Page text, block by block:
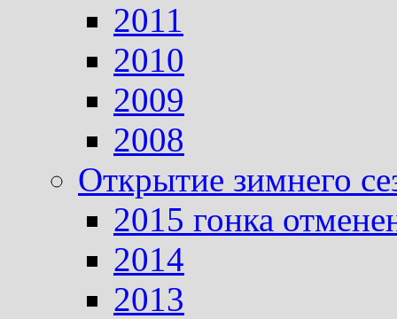
2011
2010
2009
2008
Открытие зимнего
2015 гонка
2014
2013